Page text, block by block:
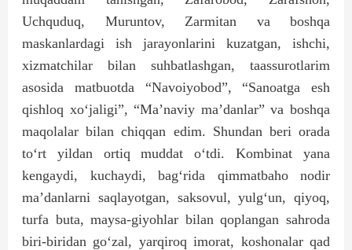
Uchquduq, Muruntov, Zarmitan va boshqa
maskanlardagi ish jarayonlarini kuzatgan, ishchi,
xizmatchilar bilan suhbatlashgan, taassurotlarim
asosida matbuotda “Navoiyobod”, “Sanoatga esh
qishloq xo‘jaligi”, “Ma’naviy ma’danlar” va boshqa
maqolalar bilan chiqqan edim. Shundan beri orada
to‘rt yildan ortiq muddat o‘tdi. Kombinat yana
kengaydi, kuchaydi, bag‘rida qimmatbaho nodir
ma’danlarni saqlayotgan, saksovul, yulg‘un, qiyoq,
turfa buta, maysa-giyohlar bilan qoplangan sahroda
biri-biridan go‘zal, yarqiroq imorat, koshonalar qad